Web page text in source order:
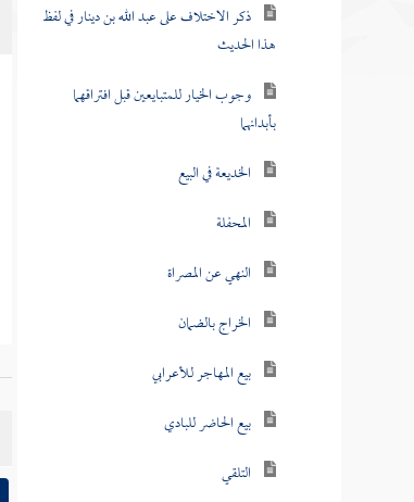
ذكر الاختلاف على عبد الله بن دينار في لفظ
هذا الحديث
وجوب الخيار للمتبايعين قبل افتراقهما
بأبدانهما
الخديعة في البيع
المحفلة
النهي عن المصراة
الخراج بالضمان
بيع المهاجر للأعرابي
بيع الحاضر للبادي
التلقي